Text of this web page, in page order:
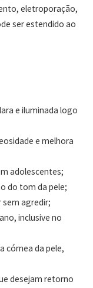
eletroporação,
ser estendido ao
e iluminada logo
e melhora
adolescentes;
do tom da pele;
sem agredir;
inclusive no
córnea da pele,
desejam retorno